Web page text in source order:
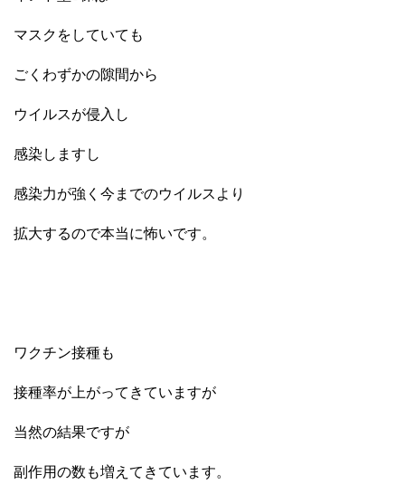
マスクをしていても
ごくわずかの隙間から
ウイルスが侵入し
感染しますし
感染力が強く今までのウイルスより
拡大するので本当に怖いです。
ワクチン接種も
接種率が上がってきていますが
当然の結果ですが
副作用の数も増えてきています。